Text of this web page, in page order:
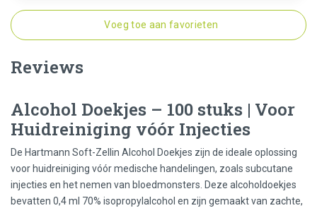
Voeg toe aan favorieten
Reviews
Alcohol Doekjes – 100 stuks | Voor
Huidreiniging vóór Injecties
De Hartmann Soft-Zellin Alcohol Doekjes zijn de ideale oplossing
voor huidreiniging vóór medische handelingen, zoals subcutane
injecties en het nemen van bloedmonsters. Deze alcoholdoekjes
bevatten 0,4 ml 70% isopropylalcohol en zijn gemaakt van zachte,